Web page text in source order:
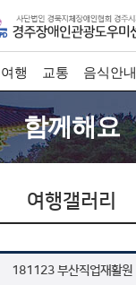
행 교통 음식안내
함께해요
여행갤러리
181123 부산직업재활원